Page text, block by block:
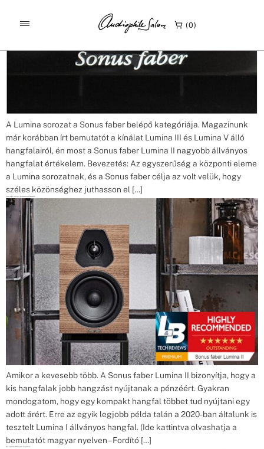
0
A Lumina sorozat a Sonus faber belépő kategóriája. Magazinunk
már korábban írt bemutatót a kínálat Lumina III és Lumina V álló
hangfalairól, én most a Sonus faber Lumina II nagyobb állványos
hangfalat értékelem. Bevezetés: Az egyszerűség a központi eleme
a Lumina sorozatnak, és a Sonus faber célja az volt velük, hogy
széles közönséghez juthasson el […]
Amikor a kevesebb több. A Sonus faber Lumina II bizonyítja, hogy a
kis hangfalak jobb hangzást nyújtanak a pénzéért. Gyakran
mondogatom, hogy egy kompakt hangfal többet tud nyújtani egy
adott árért. Erre az egyik legjobb példa talán a 2020-ban általunk is
tesztelt Lumina I állványos hangfal. (Ide kattintva olvashatja a
bemutatót magyar nyelven – Fordító […]
Elac Vela BS403 bemutató HiFiChoice